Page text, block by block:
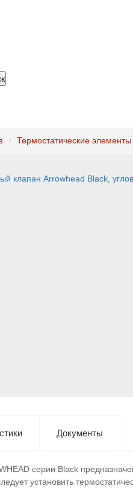
Термостатические элементы
Документы
серии Black
установить